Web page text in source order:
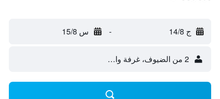
ج 14/8 - س 15/8
2 من الضيوف، غرفة واحدة